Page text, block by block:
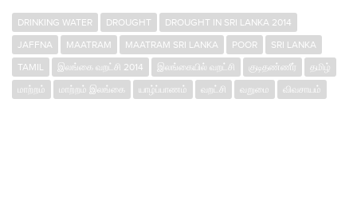
DRINKING WATER DROUGHT
DROUGHT IN SRI LANKA 2014
JAFFNA
MAATRAM MAATRAM SRI LANKA POOR
SRI LANKA
TAMIL
இலங்கை வறட்சி 2014 இலங்கையில் வறட்சி குடிதண்ணீர்
தமிழ்
மாற்றம்
மாற்றம் இலங்கை யாழ்ப்பாணம் வறட்சி வறுமை விவசாயம்